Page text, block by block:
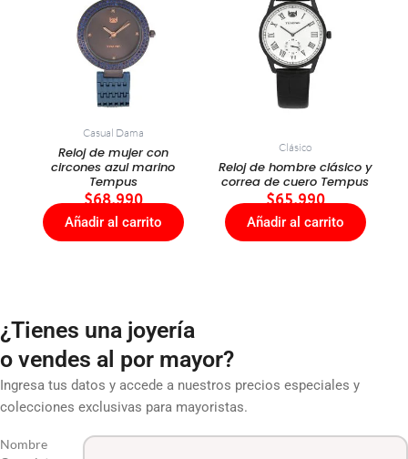
Casual Dama
Reloj de mujer con
circones azul marino
Tempus
$68.990
Añadir al carrito
Clásico
Reloj de hombre clásico y
correa de cuero Tempus
$65.990
Añadir al carrito
¿Tienes una joyería
o vendes al por mayor?
Ingresa tus datos y accede a nuestros precios especiales y
colecciones exclusivas para mayoristas.
Nombre